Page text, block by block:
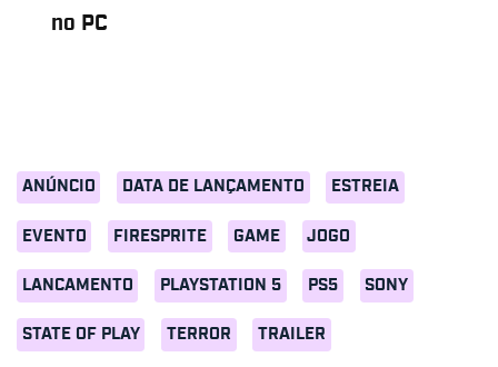
ANÚNCIO DATA DE LANÇAMENTO ESTREIA
EVENTO FIRESPRITE GAME JOGO
LANCAMENTO PLAYSTATION 5 PS5 SONY
STATE OF PLAY TERROR TRAILER
no PC